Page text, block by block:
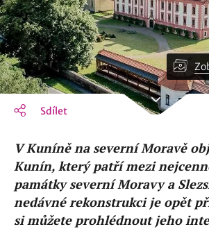
Sdílet
V Kuníně na severní Moravě
Kunín, který patří mezi
památky severní Moravy a
nedávné rekonstrukci je opět
si můžete prohlédnout jeho